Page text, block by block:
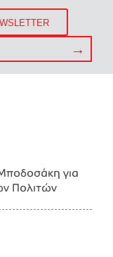
για
Πολιτών